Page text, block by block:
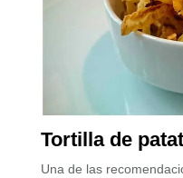
Tortilla de
Una de las